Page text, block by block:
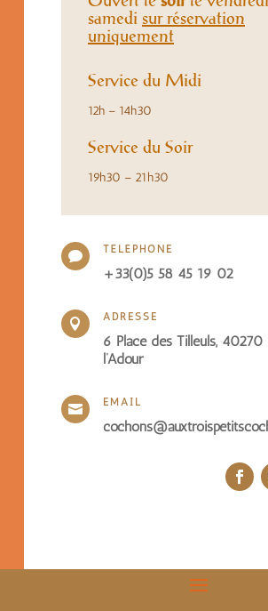
samedi sur réservation
uniquement
Service du Midi
12h – 14h30
Service du Soir
19h30 – 21h30
 TÉLÉPHONE
+33(0)5 58 45 19 02
 ADRESSE
6 Place des Tilleuls,
l’Adour
 EMAIL